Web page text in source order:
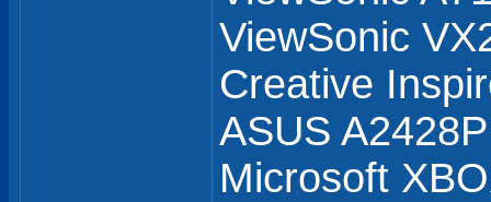
ViewSonic
Creative
ASUS
Microsoft